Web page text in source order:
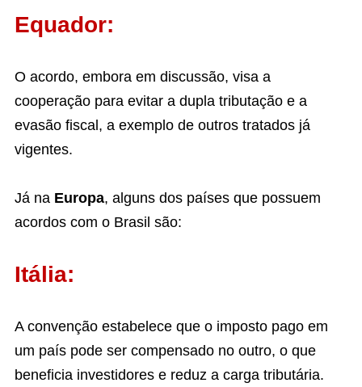
Equador:
O acordo, embora em discussão, visa a
cooperação para evitar a dupla tributação e a
evasão fiscal, a exemplo de outros tratados já
vigentes.
Já na Europa, alguns dos países que possuem
acordos com o Brasil são:
Itália:
A convenção estabelece que o imposto pago em
um país pode ser compensado no outro, o que
beneficia investidores e reduz a carga tributária.